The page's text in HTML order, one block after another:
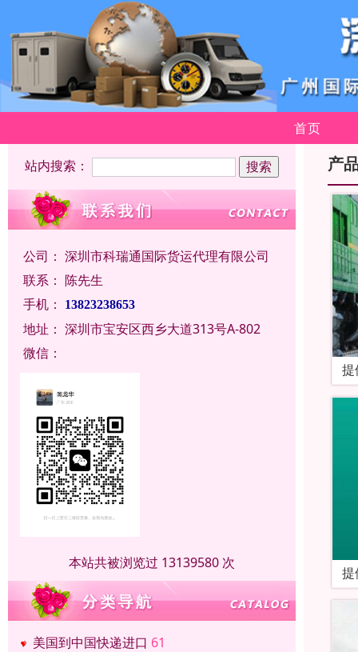
首页
站内搜索：
公司： 深圳市科瑞通国际货运代理有限公司
联系： 陈先生
手机：
13823238653
地址： 深圳市宝安区西乡大道313号A-802
微信：
本站共被浏览过 13139580 次
美国到中国快递进口 61
产
提
提